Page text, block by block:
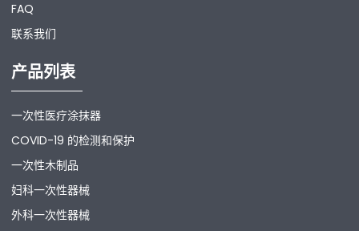
FAQ
联系我们
产品列表
一次性医疗涂抹器
COVID-19 的检测和保护
一次性木制品
妇科一次性器械
外科一次性器械